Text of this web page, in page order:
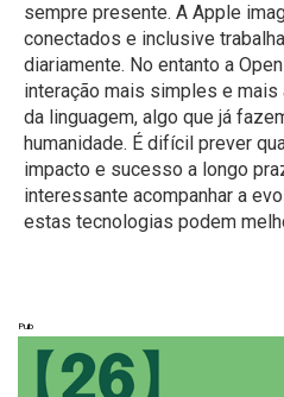
sempre presente. A Apple
conectados e inclusive
diariamente. No entanto a
interação mais simples e mais
da linguagem, algo que já
humanidade. É difícil prever
impacto e sucesso a longo
interessante acompanhar a
estas tecnologias podem
Pub